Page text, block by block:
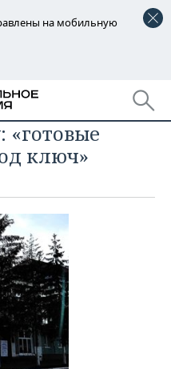
на мобильную
«готовые
ключ»